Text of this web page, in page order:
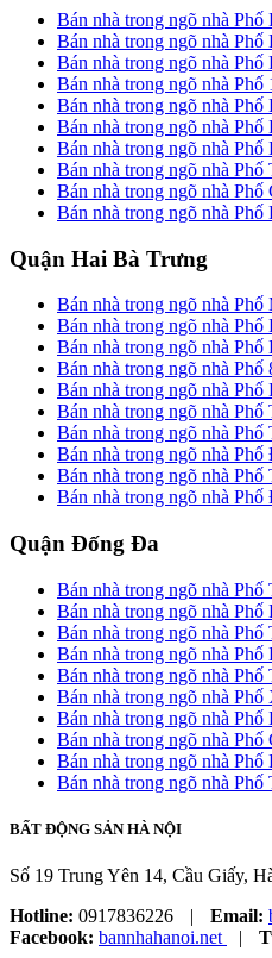
Bán nhà trong ngõ nhà Phố
Bán nhà trong ngõ nhà
Bán nhà trong ngõ nhà Phố
Bán nhà trong ngõ nhà Phố
Bán nhà trong ngõ nhà Phố
Bán nhà trong ngõ nhà Phố
Bán nhà trong ngõ nhà Phố
Bán nhà trong ngõ nhà Phố
Bán nhà trong ngõ nhà Phố
Bán nhà trong ngõ nhà Phố
Quận Hai Bà Trưng
Bán nhà trong ngõ nhà
Bán nhà trong ngõ nhà
Bán nhà trong ngõ nhà Phố
Bán nhà trong ngõ nhà Phố
Bán nhà trong ngõ nhà
Bán nhà trong ngõ nhà
Bán nhà trong ngõ nhà Phố
Bán nhà trong ngõ nhà Phố
Bán nhà trong ngõ nhà Phố
Bán nhà trong ngõ nhà
Quận Đống Đa
Bán nhà trong ngõ nhà Phố
Bán nhà trong ngõ nhà Phố
Bán nhà trong ngõ nhà
Bán nhà trong ngõ nhà Phố
Bán nhà trong ngõ nhà Phố
Bán nhà trong ngõ nhà Phố
Bán nhà trong ngõ nhà Phố
Bán nhà trong ngõ nhà Phố
Bán nhà trong ngõ nhà Phố
Bán nhà trong ngõ nhà Phố
BẤT ĐỘNG SẢN HÀ NỘI
Số 19 Trung Yên 14, Cầu Giấy,
Hotline: 0917836226 | Email:
Facebook: bannhahanoi.net |